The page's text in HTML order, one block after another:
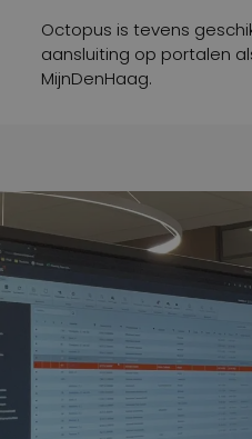
Octopus is tevens
aansluiting op portalen
MijnDenHaag.